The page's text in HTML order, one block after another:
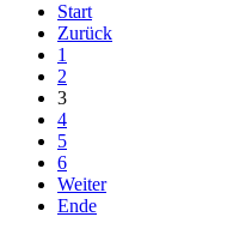
Start
Zurück
1
2
3
4
5
6
Weiter
Ende